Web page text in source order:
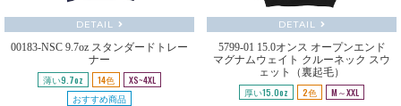
DETAIL
00183-NSC 9.7oz スタンダードトレー
ナー
薄い9.7oz 14色
XS~4XL
おすすめ商品
DETAIL
5799-01 15.0オンス オープンエンド
マグナムウェイト クルーネック スウ
ェット（裏起⽑）
厚い15.0oz 2色 M～XXL